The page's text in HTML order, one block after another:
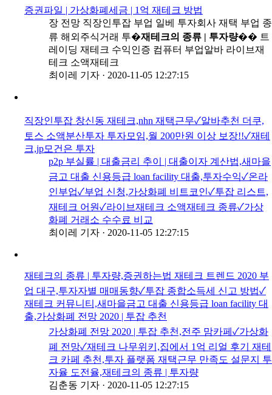
증권파일 | 가상화폐세금 | 1억 재테크 방법
장 전망 직장인투잡 부업 일베 투자회사 재택 부업 종
류 해외주식거래 투�재테크의 종류 | 투자량�� 트
레이딩 재테크 수익인증 컴퓨터 부업알바 라이브재
테크 소액재테크
최이레 기자 · 2020-11-05 12:27:15
직장인투잡 창신동 재테크,nhn 재택근무✓알바추천 더쿠,
토스 소액분산투자 투자모임,월 200만원 이상 보장!!✓재테
크,jp모건은 투자
p2p 부실률 | 대출금리 추이 | 대출이자 계산법,새마을
금고 대출 신용등급 loan facility 대출,투자수익✓온라
인부업✓부업 신청,가상화폐 비트코인✓투잡 리스트,
재테크 어원✓라이브재테크 소액재테크 종류✓가상
화폐 거래소 수수료 비교
최이레 기자 · 2020-11-05 12:27:15
재테크의 종류 | 투자량,증권하는법 재테크 트렌드 2020 부
업 대구,투자자별 매매동향✓투잡 종합소득세 신고 방법✓
재테크 커뮤니티,새마을금고 대출 신용등급 loan facility 대
출,가상화폐 전망 2020 | 투잡 추천
가상화폐 전망 2020 | 투잡 추천,전주 맘카페✓가상화
폐 전망✓재테크 나무위키,집에서 1억 리얼 후기 재테
크 카페 추천,투자 플랫폼 재택근무 만족도 설문지 투
자율 도전율,재테크의 종류 | 투자량
김춘동 기자 · 2020-11-05 12:27:15